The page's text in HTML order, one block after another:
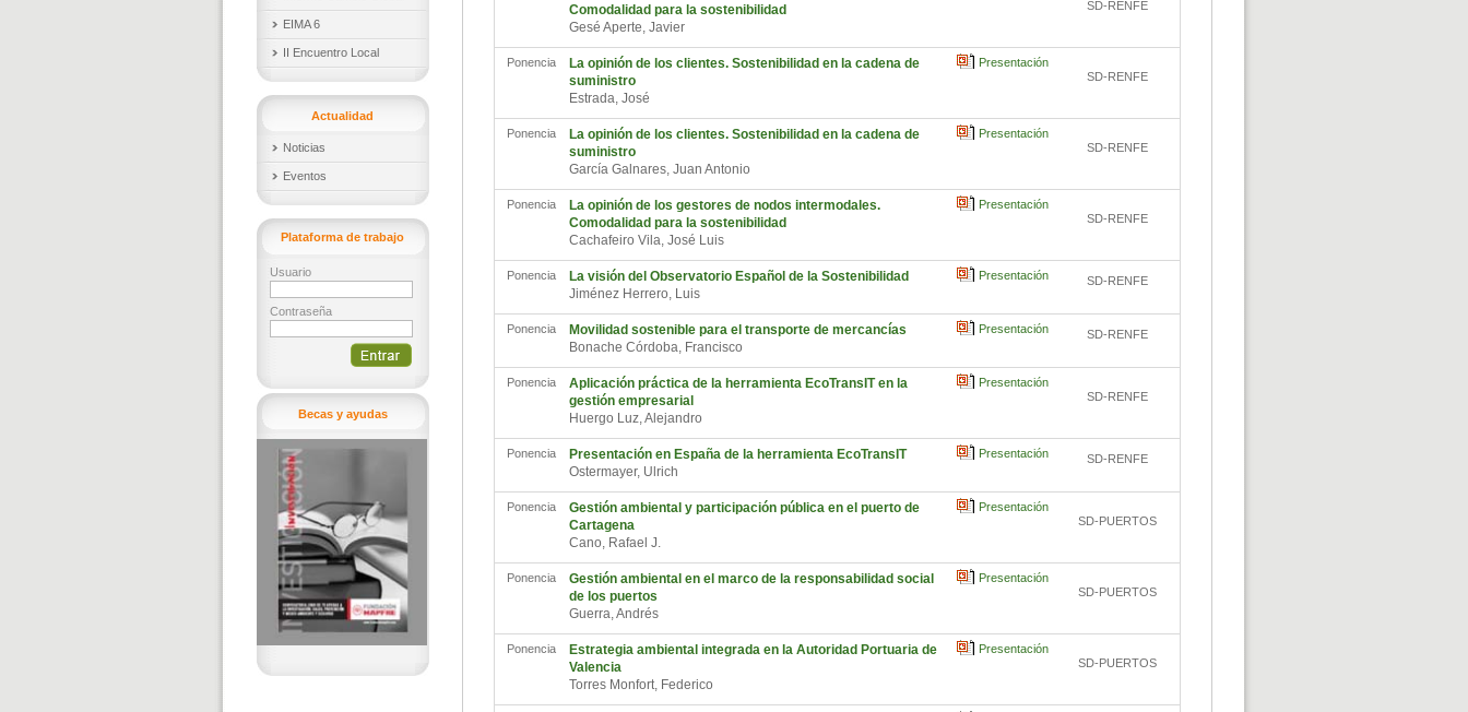
EIMA 6
II Encuentro Local
Actualidad
Noticias
Eventos
Plataforma de trabajo
Usuario
Contraseña
Becas y ayudas
Comodalidad para la sostenibilidad
Gesé Aperte, Javier
SD-RENFE
Ponencia
La opinión de los clientes. Sostenibilidad en la cadena de
suministro
Estrada, José
Presentación
SD-RENFE
Ponencia
La opinión de los clientes. Sostenibilidad en la cadena de
suministro
García Galnares, Juan Antonio
Presentación
SD-RENFE
Ponencia
La opinión de los gestores de nodos intermodales.
Comodalidad para la sostenibilidad
Cachafeiro Vila, José Luis
Presentación
SD-RENFE
Ponencia
La visión del Observatorio Español de la Sostenibilidad
Jiménez Herrero, Luis
Presentación SD-RENFE
Ponencia
Movilidad sostenible para el transporte de mercancías
Bonache Córdoba, Francisco
Presentación SD-RENFE
Ponencia
Aplicación práctica de la herramienta EcoTransIT en la
gestión empresarial
Huergo Luz, Alejandro
Presentación
SD-RENFE
Ponencia
Presentación en España de la herramienta EcoTransIT
Ostermayer, Ulrich
Presentación SD-RENFE
Ponencia
Gestión ambiental y participación pública en el puerto de
Cartagena
Cano, Rafael J.
Presentación
SD-PUERTOS
Ponencia
Gestión ambiental en el marco de la responsabilidad social
de los puertos
Guerra, Andrés
Presentación
SD-PUERTOS
Ponencia
Estrategia ambiental integrada en la Autoridad Portuaria de
Valencia
Torres Monfort, Federico
Presentación
SD-PUERTOS